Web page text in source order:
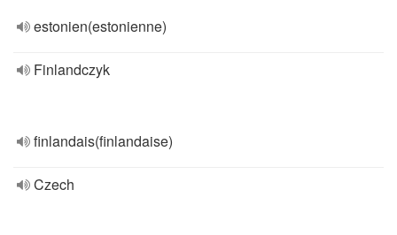
estonien(estonienne)
Finlandczyk
finlandais(finlandaise)
Czech